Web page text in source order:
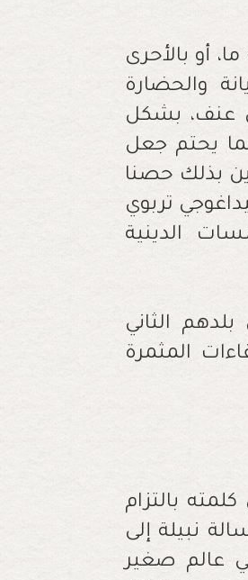
أو بالأحرى
والحضارة
عنف، بشكل
يحتم جعل
بذلك حصنا
تربوي
الدينية
الثاني
المثمرة
بالتزام
نبيلة إلى
عالم صغير